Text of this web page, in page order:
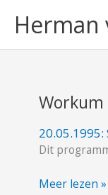
naarHerman
Workum
Dit
20.05.1995:
St.
Workum
Meer lezen »